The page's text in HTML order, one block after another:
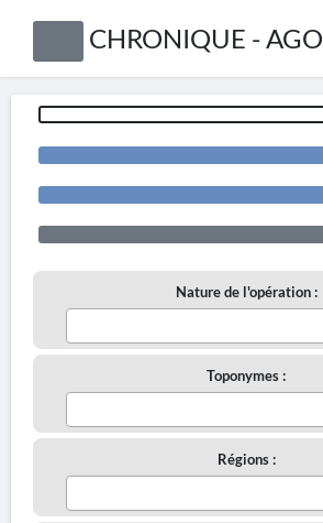
CHRONIQUE - AGO
Nature de l'opération :
Toponymes :
Régions :